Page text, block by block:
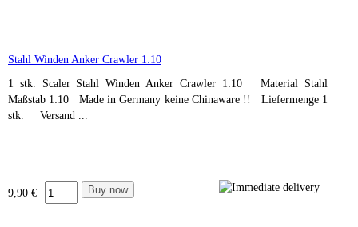
Stahl Winden Anker Crawler 1:10
1 stk. Scaler Stahl Winden Anker Crawler 1:10 Material Stahl
Maßstab 1:10 Made in Germany keine Chinaware !! Liefermenge 1
stk. Versand ...
9,90 €